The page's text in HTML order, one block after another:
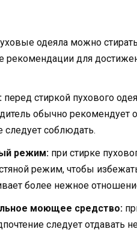
одеяла можно
для
перед стиркой пухового
обычно
следует соблюдать.
режим: при стирке
режим, чтобы
более нежное
моющее средство:
следует отдавать